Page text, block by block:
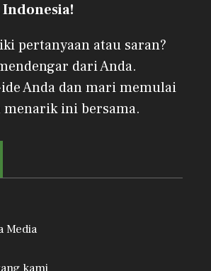
pertanyaan atau saran?
dari Anda.
Anda dan mari memulai
menarik ini bersama.
Media